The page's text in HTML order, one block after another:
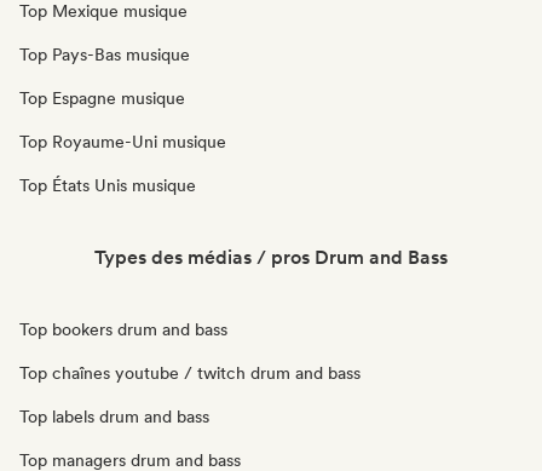
Top Mexique musique
Top Pays-Bas musique
Top Espagne musique
Top Royaume-Uni musique
Top États Unis musique
Types des médias / pros Drum and Bass
Top bookers drum and bass
Top chaînes youtube / twitch drum and bass
Top labels drum and bass
Top managers drum and bass